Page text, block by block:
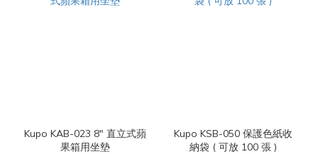
Kupo KAB-023 8" 直立式蘋
果箱用坐墊
Kupo KSB-050 保護色紙收
納袋 ( 可放 100 張 )